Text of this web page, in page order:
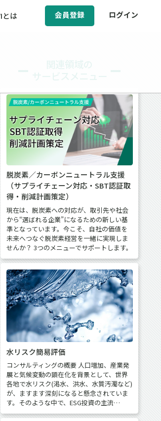
とは 会員登録 ログイン
メント）
脱炭素／カーボンニュートラル支援
（サプライチェーン対応・SBT認証取
得・削減計画策定）
現在は、脱炭素への対応が、取引先や社会
から“選ばれる企業”になるための新しい基
準となっています。今こそ、自社の価値を
未来へつなぐ脱炭素経営を一緒に実現しま
せんか？ 3つのメニューでサポートします。
水リスク簡易評価
コンサルティングの概要 人口増加、産業発
展と気候変動の顕在化を背景として、世界
各地で水リスク(渇水、洪水、水質汚濁など)
が、ますます深刻になると懸念されていま
す。そのような中で、ESG投資の主流…